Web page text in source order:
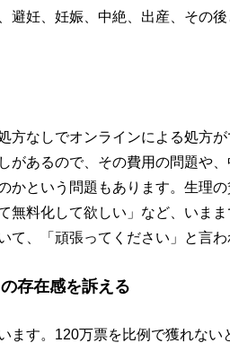
避妊、妊娠、中絶、出産、その
方なしでオンラインによる処方
があるので、その費用の問題や
かという問題もあります。生理
無料化して欲しい」など、いま
て、「頑張ってください」と言わ
存在感を訴える
ます。120万票を比例で獲れない